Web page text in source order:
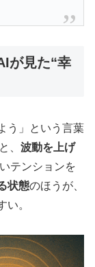
が見た“幸
う」という言葉
、 波動を上げ
テンションを
状態のほうが、
い。